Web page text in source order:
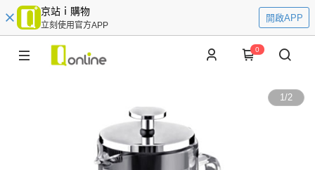
京站ｉ購物
立刻使用官方APP
開啟APP
0
1/2